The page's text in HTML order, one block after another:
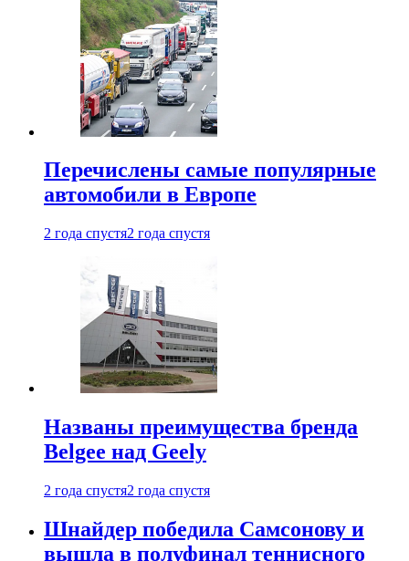
Перечислены самые популярные
автомобили в Европе
2 года спустя2 года спустя
Названы преимущества бренда
Belgee над Geely
2 года спустя2 года спустя
Шнайдер победила Самсонову и
вышла в полуфинал теннисного